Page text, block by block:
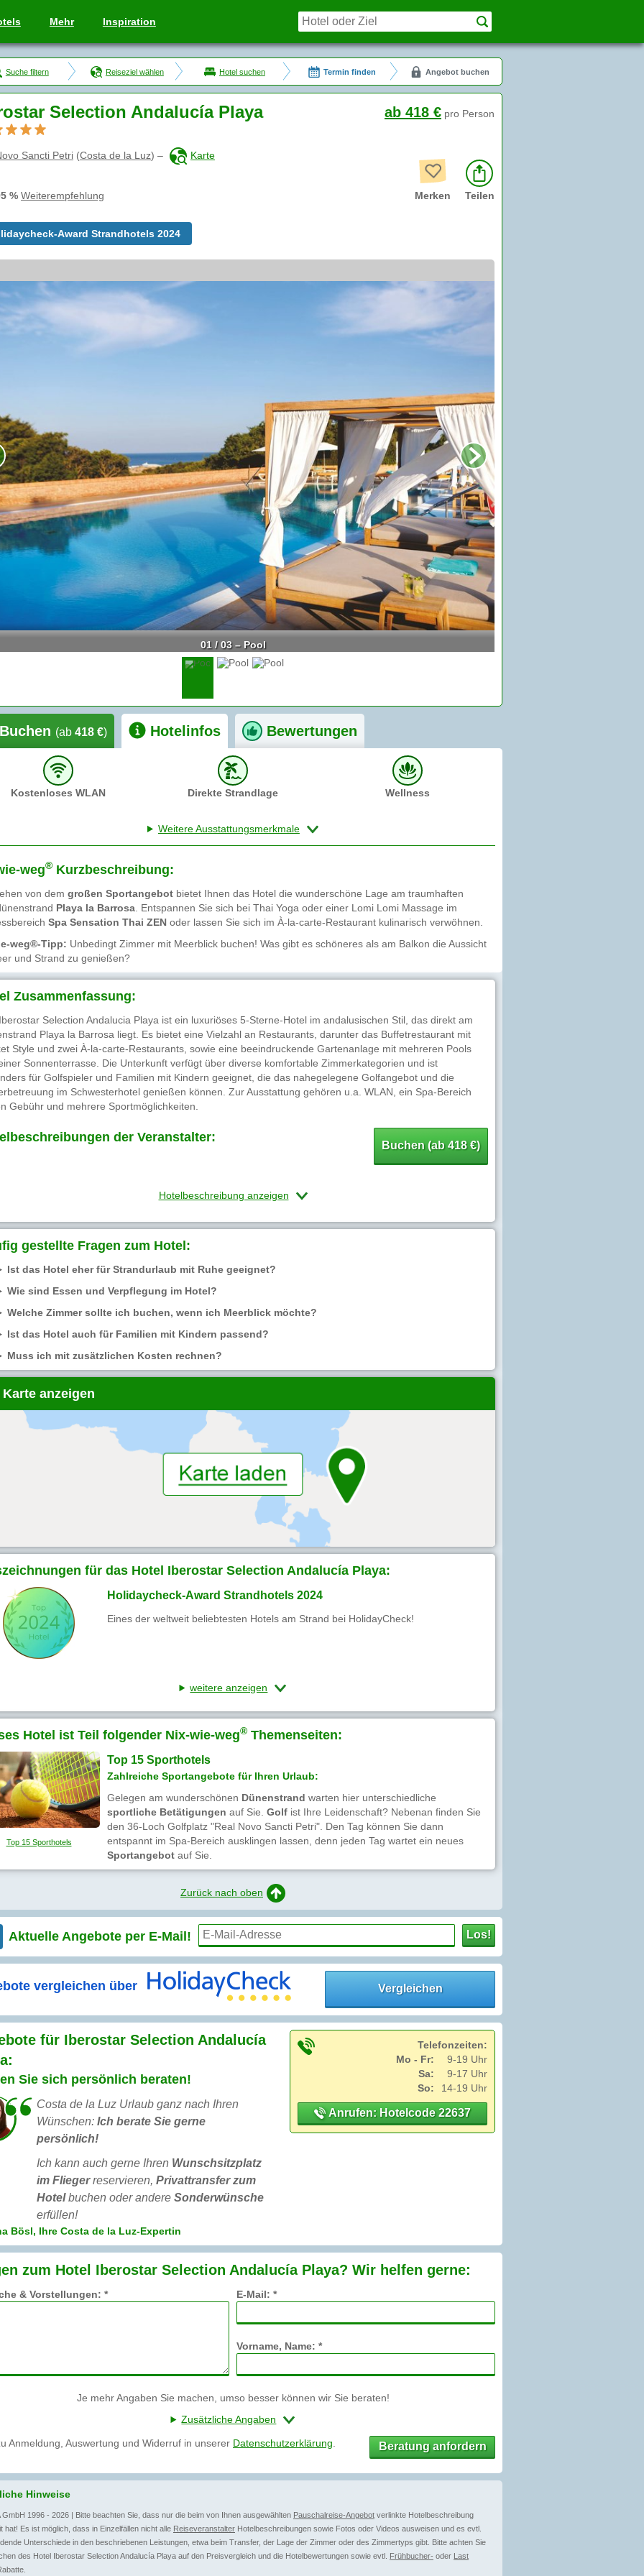
Mehr Inspiration
Suche filtern Reiseziel wählen Hotel suchen Termin finden Angebot buchen
Selection Andalucía Playa
Sancti Petri (Costa de la Luz) – Karte
% Weiterempfehlung
ab 418 € pro Person
Merken Teilen
Award Strandhotels 2024
01 / 03 – Pool
(ab 418 €) Hotelinfos Bewertungen
Kostenloses WLAN Direkte Strandlage Wellness
Weitere Ausstattungsmerkmale
weg® Kurzbeschreibung:
von dem großen Sportangebot bietet Ihnen das Hotel die wunderschöne Lage am traumhaften
Playa la Barrosa . Entspannen Sie sich bei Thai Yoga oder einer Lomi Lomi Massage im
Spa Sensation Thai ZEN oder lassen Sie sich im À-la-carte-Restaurant kulinarisch verwöhnen.
weg®-Tipp: Unbedingt Zimmer mit Meerblick buchen! Was gibt es schöneres als am Balkon die Aussicht
und Strand zu genießen?
Zusammenfassung:
Selection Andalucia Playa ist ein luxuriöses 5-Sterne-Hotel im andalusischen Stil, das direkt am
Playa la Barrosa liegt. Es bietet eine Vielzahl an Restaurants, darunter das Buffetrestaurant mit
Style und zwei À-la-carte-Restaurants, sowie eine beeindruckende Gartenanlage mit mehreren Pools
Sonnenterrasse. Die Unterkunft verfügt über diverse komfortable Zimmerkategorien und ist
für Golfspieler und Familien mit Kindern geeignet, die das nahegelegene Golfangebot und die
im Schwesterhotel genießen können. Zur Ausstattung gehören u.a. WLAN, ein Spa-Bereich
Gebühr und mehrere Sportmöglichkeiten.
der Veranstalter:
Buchen (ab 418 €)
Hotelbeschreibung anzeigen
gestellte Fragen zum Hotel:
Ist das Hotel eher für Strandurlaub mit Ruhe geeignet?
Wie sind Essen und Verpflegung im Hotel?
Welche Zimmer sollte ich buchen, wenn ich Meerblick möchte?
Ist das Hotel auch für Familien mit Kindern passend?
Muss ich mit zusätzlichen Kosten rechnen?
anzeigen
für das Hotel Iberostar Selection Andalucía Playa:
Holidaycheck-Award Strandhotels 2024
Eines der weltweit beliebtesten Hotels am Strand bei HolidayCheck!
weitere anzeigen
Hotel ist Teil folgender Nix-wie-weg® Themenseiten:
Top 15 Sporthotels
Top 15 Sporthotels
Zahlreiche Sportangebote für Ihren Urlaub:
Gelegen am wunderschönen Dünenstrand warten hier unterschiedliche
sportliche Betätigungen auf Sie. Golf ist Ihre Leidenschaft? Nebenan finden Sie
den 36-Loch Golfplatz "Real Novo Sancti Petri". Den Tag können Sie dann
entspannt im Spa-Bereich ausklingen lassen, denn jeden Tag wartet ein neues
Sportangebot auf Sie.
Zurück nach oben
Aktuelle Angebote per E-Mail! Los!
vergleichen über Vergleichen
für Iberostar Selection Andalucía
Sie sich persönlich beraten!
Costa de la Luz Urlaub ganz nach Ihren
Wünschen: Ich berate Sie gerne
persönlich!
Ich kann auch gerne Ihren Wunschsitzplatz
im Fliegerreservieren, Privattransfer zum
Hotelbuchen oder andere Sonderwünsche
erfüllen!
Bösl, Ihre Costa de la Luz-Expertin
Telefonzeiten:
Mo - Fr:
9-19 Uhr
Sa:
9-17 Uhr
So:
14-19 Uhr
Anrufen: Hotelcode 22637
zum Hotel Iberostar Selection Andalucía Playa? Wir helfen gerne:
& Vorstellungen: * E-Mail: *
Vorname, Name: *
Je mehr Angaben Sie machen, umso besser können wir Sie beraten!
Zusätzliche Angaben
Anmeldung, Auswertung und Widerruf in unserer Datenschutzerklärung Beratung anfordern
Hinweise
GmbH 1996 - 2026 | Bitte beachten Sie, dass nur die beim von Ihnen ausgewählten Pauschalreise-Angebot verlinkte Hotelbeschreibung
hat! Es ist möglich, dass in Einzelfällen nicht alle Reiseveranstalter Hotelbeschreibungen sowie Fotos oder Videos ausweisen und es evtl.
Unterschiede in den beschriebenen Leistungen, etwa beim Transfer, der Lage der Zimmer oder des Zimmertyps gibt. Bitte achten Sie
des Hotel Iberostar Selection Andalucía Playa auf den Preisvergleich und die Hotelbewertungen sowie evtl. Frühbucher- oder Last